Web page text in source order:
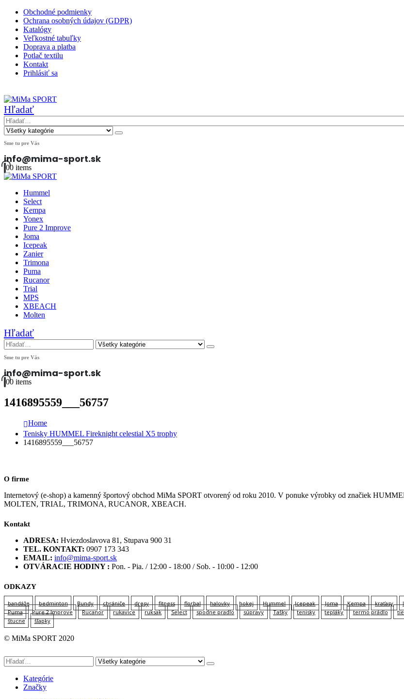
Obchodné podmienky
Ochrana osobných údajov (GDPR)
Katalógy
Veľkostné tabuľky
Doprava a platba
Potlač textilu
Kontakt
Prihlásiť sa
Hľadať
Sme tu pre Vás
info@mima-sport.sk
00 items
Hummel
Select
Kempa
Yonex
Pure 2 Improve
Joma
Icepeak
Zanier
Trimona
Puma
Rucanor
Trial
MPS
XBEACH
Molten
Hľadať
Sme tu pre Vás
info@mima-sport.sk
00 items
1416895559___56757
Home
Tenisky HUMMEL Fireknight celestial X5 trophy
1416895559___56757
O firme
Internetový (e-shop) a kamenný športový obchod MiMa SPORT otvorený od roku 2010. V ponuke výrobky od značiek
MOLTEN, TRIAL, TRIMONA, RUCANOR, XBEACH.
Kontakt
ADRESA: Hviezdoslavova 81, Stupava 900 31
TEL. KONTAKT: 0907 173 343
EMAIL: info@mima-sport.sk
OTVÁRACIE HODINY : Pon. - Pia. / 12:00 - 18:00 / Sob. - 10:00 - 12:00
ODKAZY
bandáže bedminton Bundy chrániče dresy fitness florbal halovky hokej Hummel Icepeak Joma Kempa kraťasy
Puma
Pure 2 Improve Rucanor rukavice ruksak Select spodne pradlo súpravy Tašky tenisky tepláky termo prádlo
štucne
šľapky
© MiMa SPORT 2020
Kategórie
Značky